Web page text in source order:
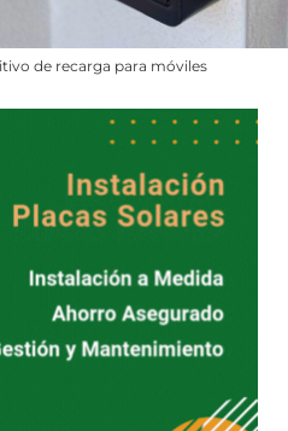
de recarga para móviles